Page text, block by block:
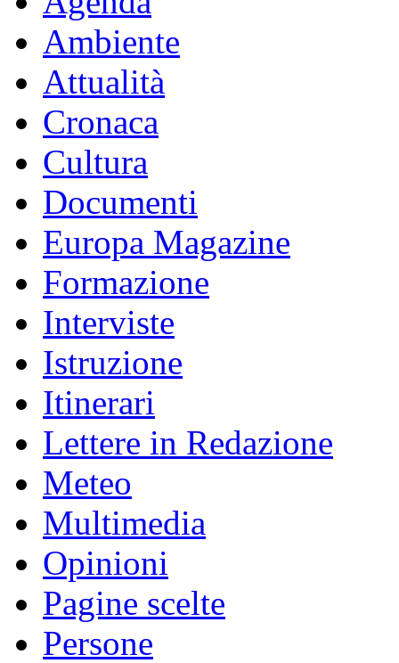
Ambiente
Attualità
Cronaca
Cultura
Documenti
Europa Magazine
Formazione
Interviste
Istruzione
Itinerari
Lettere in Redazione
Meteo
Multimedia
Opinioni
Pagine scelte
Persone